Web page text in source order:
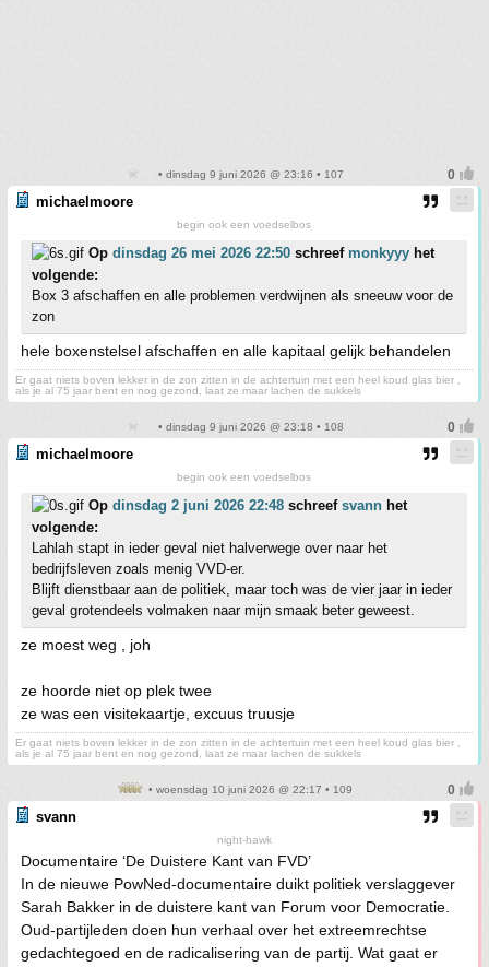
• dinsdag 9 juni 2026 @ 23:16 • 107
michaelmoore
begin ook een voedselbos
Op dinsdag 26 mei 2026 22:50 schreef monkyyy het
volgende:
Box 3 afschaffen en alle problemen verdwijnen als sneeuw voor de
zon
hele boxenstelsel afschaffen en alle kapitaal gelijk behandelen
Er gaat niets boven lekker in de zon zitten in de achtertuin met een heel koud glas bier ,
als je al 75 jaar bent en nog gezond, laat ze maar lachen de sukkels
• dinsdag 9 juni 2026 @ 23:18 • 108
michaelmoore
begin ook een voedselbos
Op dinsdag 2 juni 2026 22:48 schreef svann het
volgende:
Lahlah stapt in ieder geval niet halverwege over naar het
bedrijfsleven zoals menig VVD-er.
Blijft dienstbaar aan de politiek, maar toch was de vier jaar in ieder
geval grotendeels volmaken naar mijn smaak beter geweest.
ze moest weg , joh
ze hoorde niet op plek twee
ze was een visitekaartje, excuus truusje
Er gaat niets boven lekker in de zon zitten in de achtertuin met een heel koud glas bier ,
als je al 75 jaar bent en nog gezond, laat ze maar lachen de sukkels
• woensdag 10 juni 2026 @ 22:17 • 109
svann
night-hawk
Documentaire ‘De Duistere Kant van FVD’
In de nieuwe PowNed-documentaire duikt politiek verslaggever
Sarah Bakker in de duistere kant van Forum voor Democratie.
Oud-partijleden doen hun verhaal over het extreemrechtse
gedachtegoed en de radicalisering van de partij. Wat gaat er